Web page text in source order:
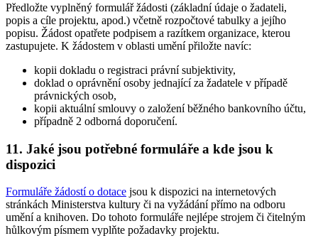
Předložte vyplněný formulář žádosti (základní údaje o žadateli,
popis a cíle projektu, apod.) včetně rozpočtové tabulky a jejího
popisu. Žádost opatřete podpisem a razítkem organizace, kterou
zastupujete. K žádostem v oblasti umění přiložte navíc:
kopii dokladu o registraci právní subjektivity,
doklad o oprávnění osoby jednající za žadatele v případě
právnických osob,
kopii aktuální smlouvy o založení běžného bankovního účtu,
případně 2 odborná doporučení.
11. Jaké jsou potřebné formuláře a kde jsou k
dispozici
Formuláře žádostí o dotace jsou k dispozici na internetových
stránkách Ministerstva kultury či na vyžádání přímo na odboru
umění a knihoven. Do tohoto formuláře nejlépe strojem či čitelným
hůlkovým písmem vyplňte požadavky projektu.